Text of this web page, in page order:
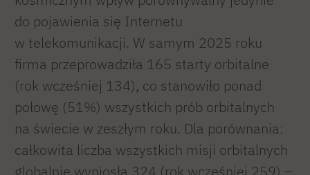
do pojawienia się Internetu
w telekomunikacji. W samym 2025 roku
firma przeprowadziła 165 starty orbitalne
(rok wcześniej 134), co stanowiło ponad
połowę (51%) wszystkich prób orbitalnych
na świecie w zeszłym roku. Dla porównania:
całkowita liczba wszystkich misji orbitalnych
globalnie wyniosła 324 (rok wcześniej 259) –